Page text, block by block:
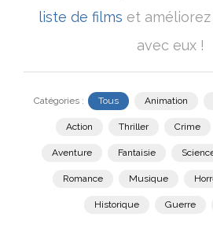
liste de films et
avec eux !
Catégories : Tous Animation
Action Thriller Crime
Aventure Fantaisie
Romance Musique
Historique Guerre